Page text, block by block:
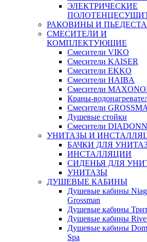
ЭЛЕКТРИЧЕСКИЕ
РАКОВИНЫ И
СМЕСИТЕЛИ И
КОМПЛЕКТУЮЩИЕ
Смесители VIKO
Смесители KAISER
Смесители EKKO
Смесители HAIBA
Смесители
Краны-
Смесители
Душевые стойки
Смесители
УНИТАЗЫ И
БАЧКИ ДЛЯ
ИНСТАЛЛЯЦИИ
СИДЕНЬЯ ДЛЯ
УНИТАЗЫ
ДУШЕВЫЕ КАБИНЫ
Душевые кабины
Grossman
Душевые кабины
Душевые кабины
Душевые кабины
Spa